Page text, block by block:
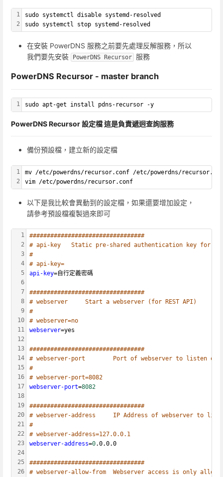
1
2
sudo systemctl disable systemd-resolved
sudo systemctl stop systemd-resolved
在安裝 PowerDNS 服務之前要先處理反解服務，所以
我們要先安裝
PowerDNS Recursor 服務
PowerDNS Recursor - master branch
1 sudo apt-get install pdns-recursor -y
PowerDNS Recursor 設定檔 這是負責遞迥查詢服務
備份預設檔，建立新的設定檔
1
2
mv /etc/powerdns/recursor.conf /etc/powerdns/
vim /etc/powerdns/recursor.conf
以下是我比較會異動到的設定檔，如果還要增加設定，
請參考預設檔複製過來即可
1
2
3
4
5
6
7
8
9
10
11
12
13
14
15
16
17
18
19
20
21
22
23
24
25
26
#################################
# api-key	Static pre-shared authentication key for
#
# api-key=
api-key=自行定義密碼
#################################
# webserver     Start a webserver (for REST API)
#
# webserver=no
webserver=yes
#################################
# webserver-port        Port of webserver to listen on
#
# webserver-port=8082
webserver-port=8082
#################################
# webserver-address     IP Address of webserver to
#
# webserver-address=127.0.0.1
webserver-address=0.0.0.0
#################################
# webserver-allow-from  Webserver access is only